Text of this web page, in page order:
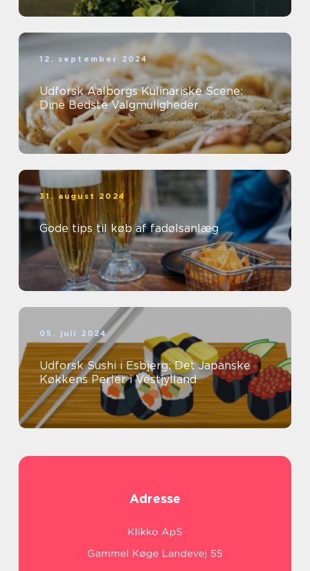
12. september 2024
Udforsk Aalborgs Kulinariske Scene:
Dine Bedste Valgmuligheder
31. august 2024
Gode tips til køb af fadølsanlæg
05. juli 2024
Udforsk Sushi i Esbjerg: Det Japanske
Køkkens Perler i Vestjylland
Adresse